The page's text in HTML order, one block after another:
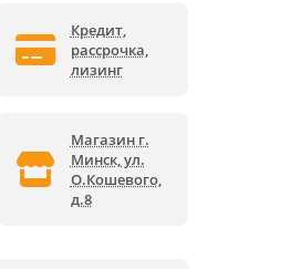
Кредит,
рассрочка,
лизинг
Магазин г.
Минск, ул.
О.Кошевого,
д.8